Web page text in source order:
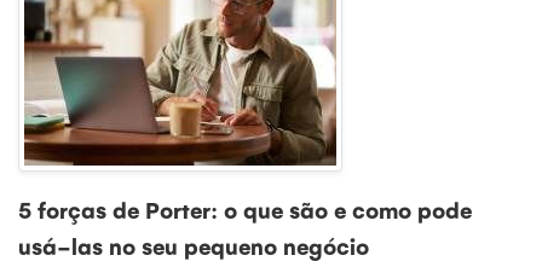
5 forças de Porter: o que são e como pode
usá-las no seu pequeno negócio